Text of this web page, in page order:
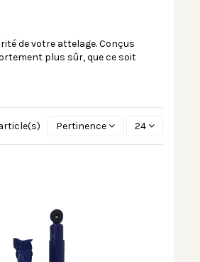
de votre attelage. Conçus
plus sûr, que ce soit
Pertinence 24